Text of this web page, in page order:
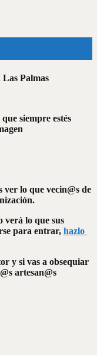
Palmas
siempre estés
ver lo que vecin@s de
verá lo que sus
para entrar, hazlo
y si vas a obsequiar
artesan@s